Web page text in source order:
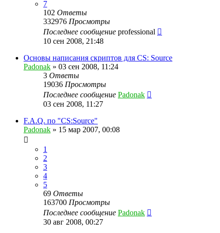
7
102 Ответы
332976 Просмотры
Последнее сообщение professional
10 сен 2008, 21:48
Основы написания скриптов для CS: Source
Padonak » 03 сен 2008, 11:24
3 Ответы
19036 Просмотры
Последнее сообщение Padonak
03 сен 2008, 11:27
F.A.Q. по "CS:Source"
Padonak » 15 мар 2007, 00:08
1
2
3
4
5
69 Ответы
163700 Просмотры
Последнее сообщение Padonak
30 авг 2008, 00:27